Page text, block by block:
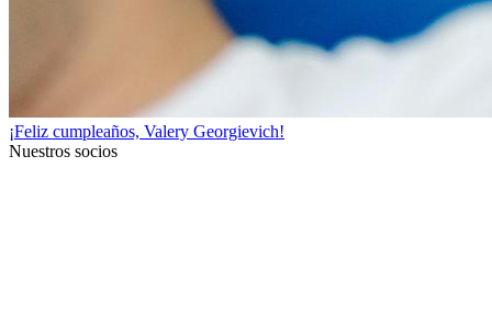
¡Feliz cumpleaños, Valery Georgievich!
Nuestros socios